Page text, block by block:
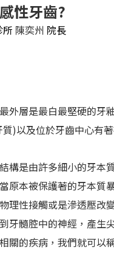
性牙齒?
陳奕州 院長
外層是最白最堅硬的牙
)以及位於牙齒中心有
構是由許多細小的牙本
原本被保護著的牙本質
理性接觸或是滲透壓改
牙髓腔中的神經，產生
關的疾病，我們就可以